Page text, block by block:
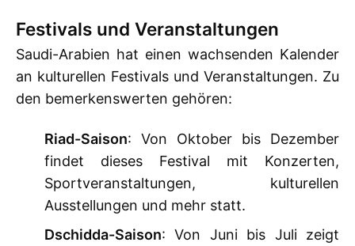
Festivals und Veranstaltungen
Saudi-Arabien hat einen wachsenden Kalender
an kulturellen Festivals und Veranstaltungen. Zu
den bemerkenswerten gehören:
Riad-Saison: Von Oktober bis Dezember
findet dieses Festival mit Konzerten,
Sportveranstaltungen, kulturellen
Ausstellungen und mehr statt.
Dschidda-Saison: Von Juni bis Juli zeigt